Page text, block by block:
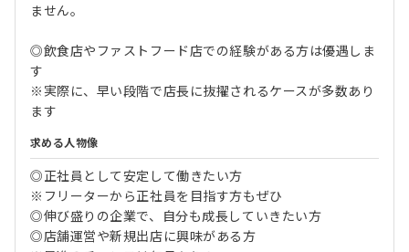
ません。
◎飲食店やファストフード店での経験がある方は優遇しま
す
※実際に、早い段階で店長に抜擢されるケースが多数あり
ます
求める人物像
◎正社員として安定して働きたい方
※フリーターから正社員を目指す方もぜひ
◎伸び盛りの企業で、自分も成長していきたい方
◎店舗運営や新規出店に興味がある方